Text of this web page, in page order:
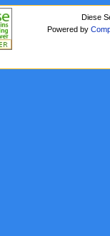
Diese
Powered by